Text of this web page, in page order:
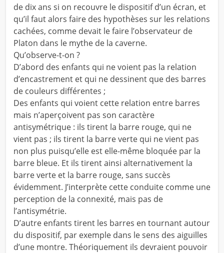
de dix ans si on recouvre le dispositif d’un écran, et
qu’il faut alors faire des hypothèses sur les relations
cachées, comme devait le faire l’observateur de
Platon dans le mythe de la caverne.
Qu’observe-t-on ?
D’abord des enfants qui ne voient pas la relation
d’encastrement et qui ne dessinent que des barres
de couleurs différentes ;
Des enfants qui voient cette relation entre barres
mais n’aperçoivent pas son caractère
antisymétrique : ils tirent la barre rouge, qui ne
vient pas ; ils tirent la barre verte qui ne vient pas
non plus puisqu’elle est elle-même bloquée par la
barre bleue. Et ils tirent ainsi alternativement la
barre verte et la barre rouge, sans succès
évidemment. J’interprète cette conduite comme une
perception de la connexité, mais pas de
l’antisymétrie.
D’autre enfants tirent les barres en tournant autour
du dispositif, par exemple dans le sens des aiguilles
d’une montre. Théoriquement ils devraient pouvoir